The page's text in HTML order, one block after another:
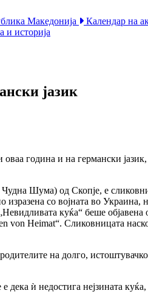
Македонија
Календар на
и историја
јазик
година и на германски
Шума) од Скопје, е
со војната во Украина,
куќа“ беше објавена
von Heimat“. Сликовницата
на долго,
ѝ недостига нејзината куќа,